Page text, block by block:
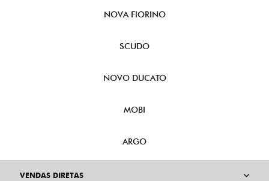
NOVA FIORINO
SCUDO
NOVO DUCATO
MOBI
ARGO
VENDAS DIRETAS